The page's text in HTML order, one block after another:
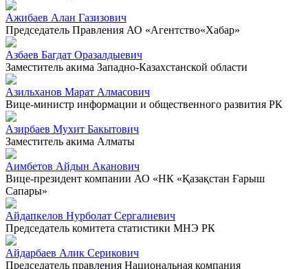
Ажибаев Алан Газизович
Председатель Правления АО «Агентство«Хабар»
Азбаев Багдат Оразалдыевич
Заместитель акима Западно-Казахстанской области
Азильханов Марат Алмасович
Вице-министр информации и общественного развития РК
Азирбаев Мухит Бакытович
Заместитель акима Алматы
Аимбетов Айдын Аканович
Вице-президент компании АО «НК «Қазақстан Ғарыш
Сапары»
Айдапкелов Нурболат Сергалиевич
Председатель комитета статистики МНЭ РК
Айдарбаев Алик Серикович
Председатель правления Национальная компания